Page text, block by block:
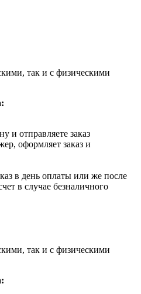
так и с физическими
и отправляете заказ
оформляет заказ и
в день оплаты или же после
в случае безналичного
так и с физическими